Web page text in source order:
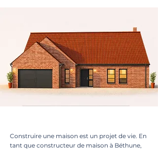
Construire une maison est un projet de vie. En
tant que constructeur de maison à Béthune,